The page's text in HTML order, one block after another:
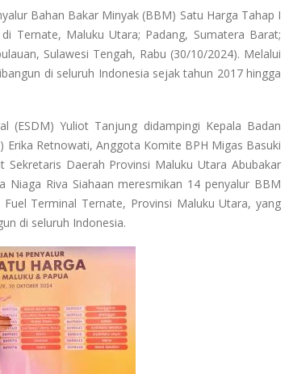
Bahan Bakar Minyak (BBM) Satu Harga Tahap I
Ternate, Maluku Utara; Padang, Sumatera Barat;
Sulawesi Tengah, Rabu (30/10/2024). Melalui
di seluruh Indonesia sejak tahun 2017 hingga
(ESDM) Yuliot Tanjung didampingi Kepala Badan
Erika Retnowati, Anggota Komite BPH Migas Basuki
Daerah Provinsi Maluku Utara Abubakar
Riva Siahaan meresmikan 14 penyalur BBM
Terminal Ternate, Provinsi Maluku Utara, yang
di seluruh Indonesia.